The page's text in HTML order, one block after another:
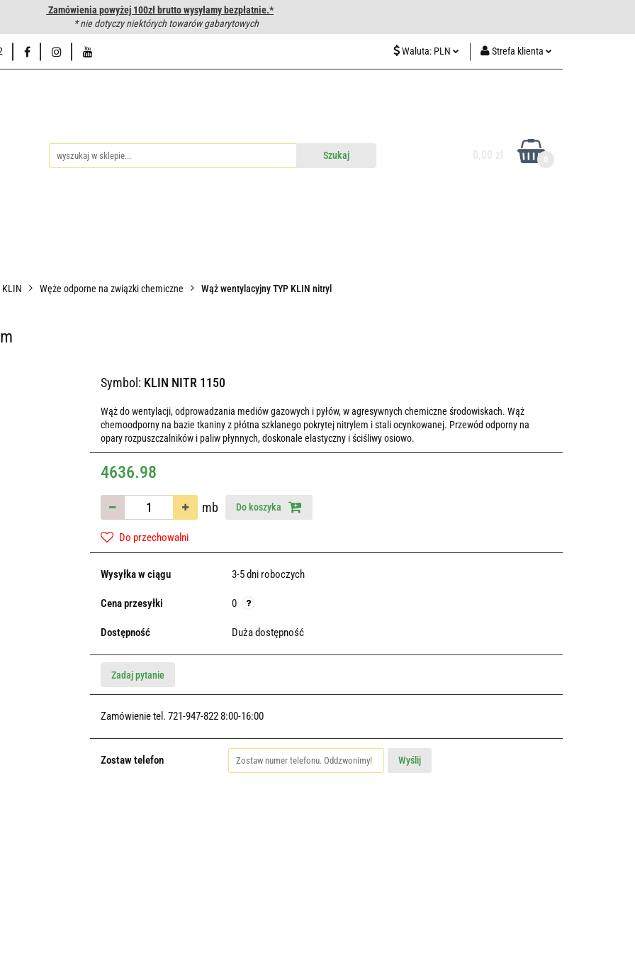
Zamówienia powyżej 100zł brutto wysyłamy bezpłatnie.*
* nie dotyczy niektórych towarów gabarytowych
Waluta: PLN Strefa klienta
węży hydraulicznych Hurtownia Napisz do nas
KLIN Węże odporne na związki chemiczne Wąż wentylacyjny TYP KLIN nitryl
Symbol: KLIN NITR 1150
Wąż do wentylacji, odprowadzania mediów gazowych i pyłów, w agresywnych chemiczne środowiskach. Wąż
chemoodporny na bazie tkaniny z płótna szklanego pokrytej nitrylem i stali ocynkowanej. Przewód odporny na
opary rozpuszczalników i paliw płynnych, doskonale elastyczny i ściśliwy osiowo.
4636.98
mb Do koszyka
Do przechowalni
Wysyłka w ciągu 3-5 dni roboczych
Cena przesyłki 0
Dostępność Duża dostępność
Zadaj pytanie
Zamówienie tel. 721-947-822 8:00-16:00
Zostaw telefon Wyślij